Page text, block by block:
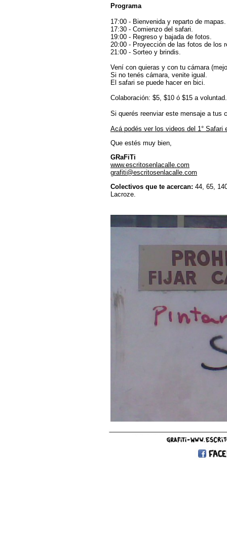
Programa
17:00 - Bienvenida y reparto de mapas.
17:30 - Comienzo del safari.
19:00 - Regreso y bajada de fotos.
20:00 - Proyección de las fotos de los
21:00 - Sorteo y brindis.
Vení con quieras y con tu cámara
Si no tenés cámara, venite igual.
El safari se puede hacer en bici.
Colaboración: $5, $10 ó $15 a voluntad.
Si querés reenviar este mensaje a tus
Acá podés ver los videos del 1° Safari
Que estés muy bien,
GRaFiTi
www.escritosenlacalle.com
grafiti@escritosenlacalle.com
Colectivos que te acercan: 44, 65,
Lacroze.